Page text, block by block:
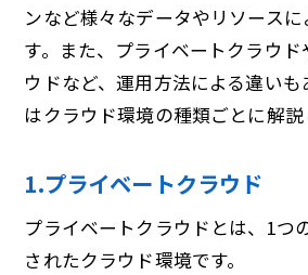
ンなど様々なデータやリソースに
す。また、プライベートクラウド
ウドなど、運用方法による違い
はクラウド環境の種類ごとに解説
1.プライベートクラウド
プライベートクラウドとは、1つ
されたクラウド環境です。